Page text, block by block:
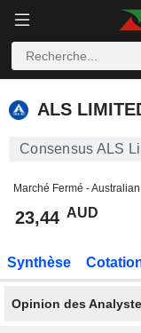
ALS LIMITED
ALS
Consensus ALS
Marché Fermé -
23,44 AUD
Synthèse
Opinion des